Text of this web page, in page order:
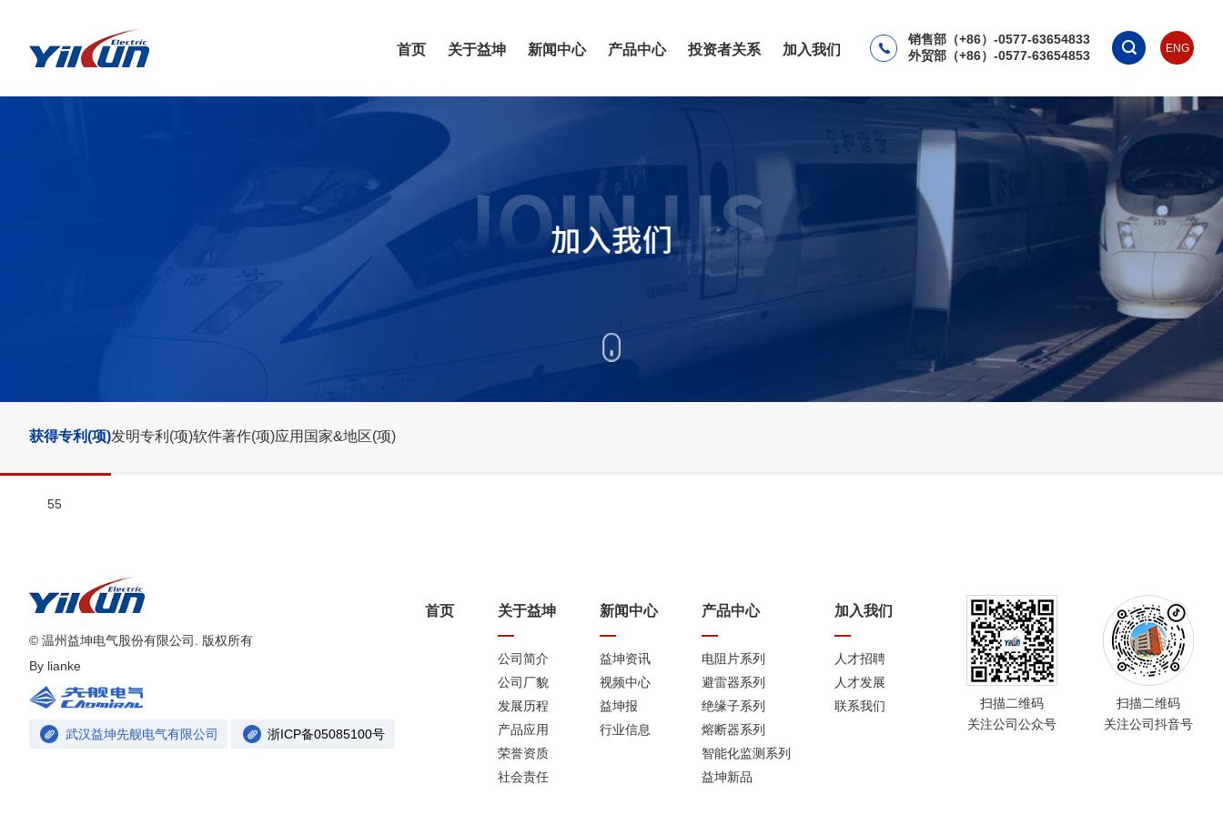
首页 关于益坤 新闻中心 产品中心 投资者关系 加入我们
销售部（+86）-0577-63654833
外贸部（+86）-0577-63654853
ENG
获得专利(项)发明专利(项)软件著作(项)应用国家&地区(项)
55
© 温州益坤电气股份有限公司. 版权所有
By lianke
武汉益坤先舰电气有限公司 浙ICP备05085100号
首页 关于益坤
公司简介
公司厂貌
发展历程
产品应用
荣誉资质
社会责任
新闻中心
益坤资讯
视频中心
益坤报
行业信息
产品中心
电阻片系列
避雷器系列
绝缘子系列
熔断器系列
智能化监测系列
益坤新品
加入我们
人才招聘
人才发展
联系我们
扫描二维码
关注公司公众号
扫描二维码
关注公司抖音号